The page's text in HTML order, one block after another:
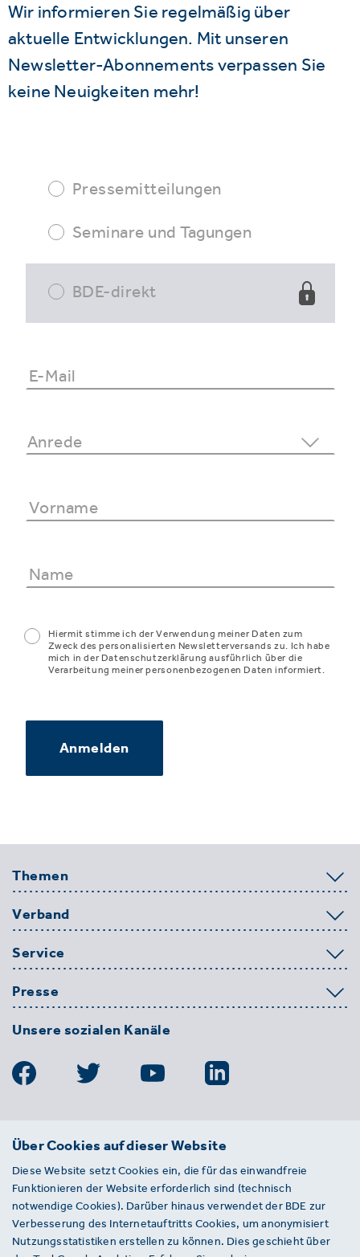
Wir informieren Sie regelmäßig über
aktuelle Entwicklungen. Mit unseren
Newsletter-Abonnements verpassen Sie
keine Neuigkeiten mehr!
Pressemitteilungen
Seminare und Tagungen
BDE-direkt
Hiermit stimme ich der Verwendung meiner Daten zum
Zweck des personalisierten Newsletterversands zu. Ich habe
mich in der Datenschutzerklärung ausführlich über die
Verarbeitung meiner personenbezogenen Daten informiert.
Anmelden
Themen
Verband
Service
Presse
Unsere sozialen Kanäle
BDE
Entsorgungs-, Wasser- und
Kreislaufwirtschaft e. V.
Von-der-Heydt-Straße 2
D 10785 Berlin
Über Cookies auf dieser Website
Diese Website setzt Cookies ein, die für das einwandfreie
Funktionieren der Website erforderlich sind (technisch
notwendige Cookies). Darüber hinaus verwendet der BDE zur
Verbesserung des Internetauftritts Cookies, um anonymisiert
Nutzungsstatistiken erstellen zu können. Dies geschieht über